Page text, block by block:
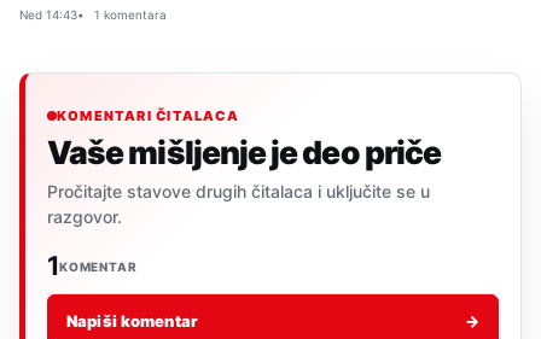
Ned 14:43 1 komentara
KOMENTARI ČITALACA
Vaše mišljenje je deo priče
Pročitajte stavove drugih čitalaca i uključite se u
razgovor.
1KOMENTAR
Napiši komentar →